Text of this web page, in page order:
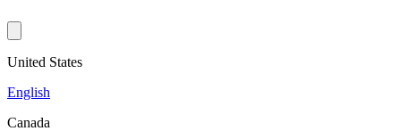
United States
English
Canada